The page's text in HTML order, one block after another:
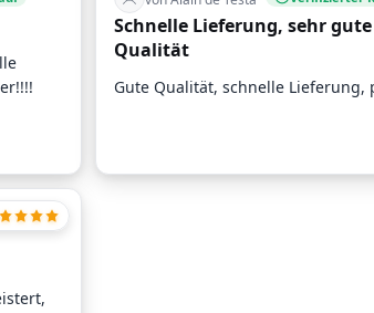
Schnelle Lieferung, sehr gute
Qualität
Gute Qualität, schnelle Lieferung,